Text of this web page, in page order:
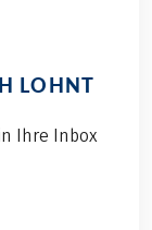
LOHNT
Ihre Inbox